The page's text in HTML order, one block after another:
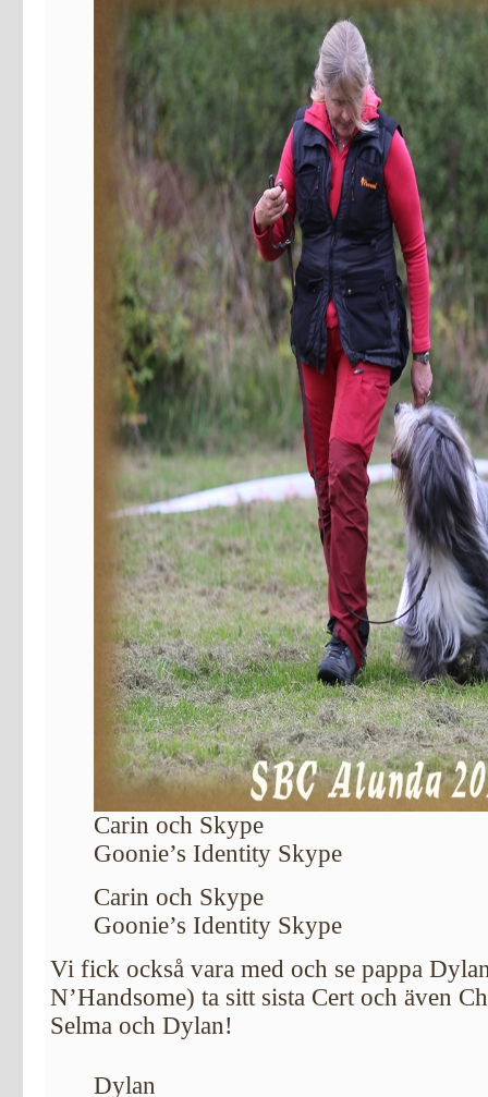
Carin och Skype
Goonie’s Identity Skype
Carin och Skype
Goonie’s Identity Skype
Vi fick också vara med och se pappa
N’Handsome) ta sitt sista Cert och även
Selma och Dylan!
Dylan